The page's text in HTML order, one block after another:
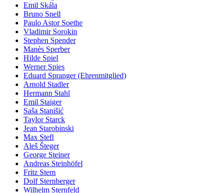
Emil Skála
Bruno Snell
Paulo Astor Soethe
Vladimir Sorokin
Stephen Spender
Manès Sperber
Hilde Spiel
Werner Spies
Eduard Spranger (Ehrenmitglied)
Arnold Stadler
Hermann Stahl
Emil Staiger
Saša Stanišić
Taylor Starck
Jean Starobinski
Max Stefl
Aleš Šteger
George Steiner
Andreas Steinhöfel
Fritz Stern
Dolf Sternberger
Wilhelm Sternfeld